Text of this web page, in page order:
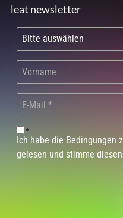
leat newsletter
*
Ich habe die Bedingungen
gelesen und stimme